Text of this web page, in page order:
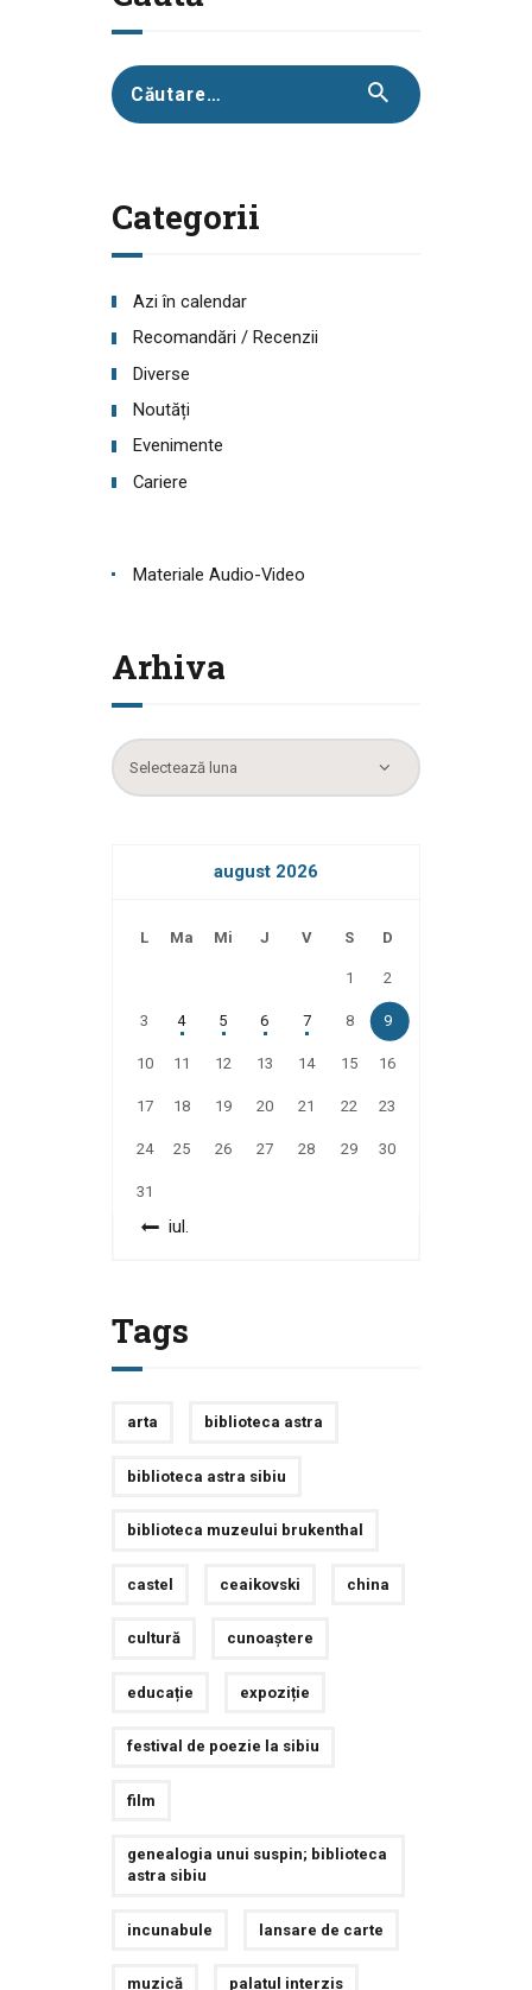
Caută
după:
Categorii
Azi în calendar
Recomandări / Recenzii
Diverse
Noutăți
Evenimente
Cariere
Materiale Audio-Video
Arhiva
Arhiva
august 2026
L Ma Mi J V S D
1 2
3 4 5 6 7 8 9
10 11 12 13 14 15 16
17 18 19 20 21 22 23
24 25 26 27 28 29 30
31
« iul.
Tags
arta biblioteca astra
biblioteca astra sibiu
biblioteca muzeului brukenthal
castel ceaikovski china
cultură cunoaștere
educație expoziție
festival de poezie la sibiu
film
genealogia unui suspin; biblioteca
astra sibiu
incunabule lansare de carte
muzică palatul interzis